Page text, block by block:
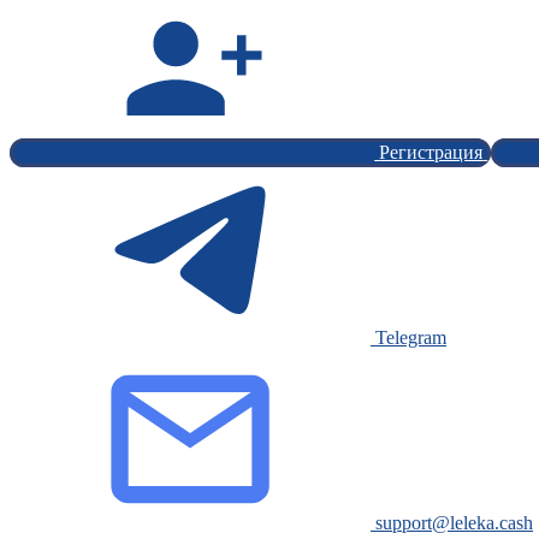
Регистрация
Telegram
support@leleka.cash